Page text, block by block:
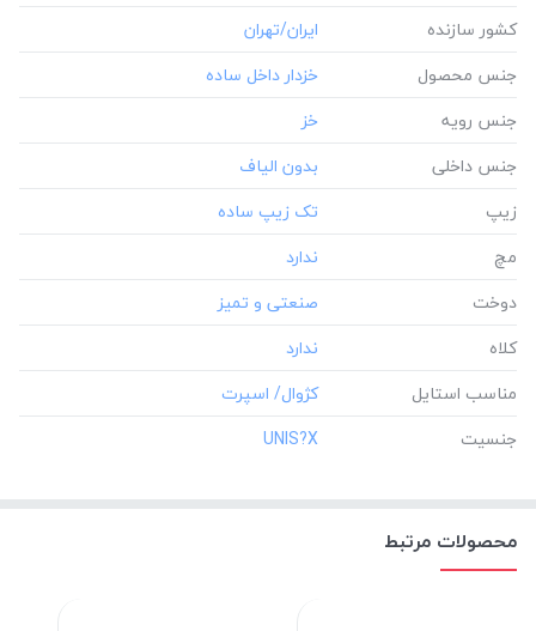
کشور سازنده
جنس محصول
جنس رویه
جنس داخلی
زیپ
مچ
دوخت
کلاه
مناسب استایل
جنسیت
‎UNIS?X
محصولات مرتبط